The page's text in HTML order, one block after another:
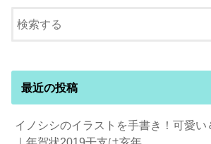
最近の投稿
イノシシのイラストを手書き！可愛い